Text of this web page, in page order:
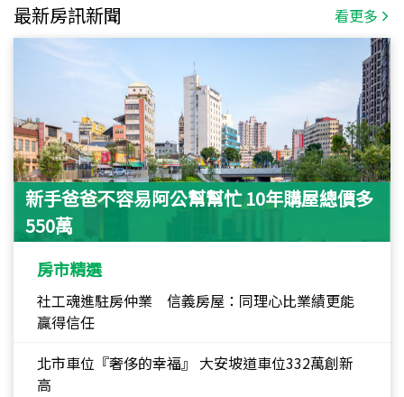
最新房訊新聞 看更多
新手爸爸不容易阿公幫幫忙 10年購屋總價多
550萬
房市精選
社工魂進駐房仲業 信義房屋：同理心比業績更能
贏得信任
北市車位『奢侈的幸福』 大安坡道車位332萬創新
高